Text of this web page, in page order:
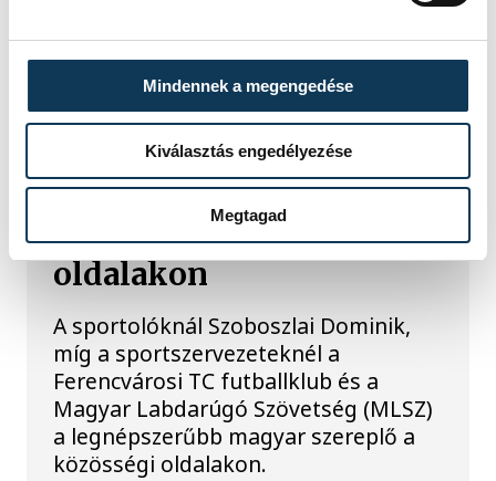
Mindennek a megengedése
Kiválasztás engedélyezése
Megtagad
Szoboszlai a
sportolóknál, az FTC és
az MLSZ a
sportszervezeteknél
vezet a közösségi
oldalakon
A sportolóknál Szoboszlai Dominik,
míg a sportszervezeteknél a
Ferencvárosi TC futballklub és a
Magyar Labdarúgó Szövetség (MLSZ)
a legnépszerűbb magyar szereplő a
közösségi oldalakon.